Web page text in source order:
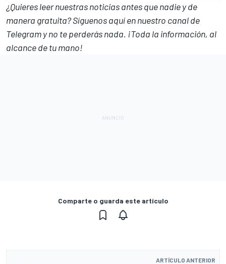
¿Quieres leer nuestras noticias antes que nadie y de
manera gratuita? Síguenosaquí en nuestro canal de
Telegramy no te perderás nada. ¡Toda la información, al
alcance de tu mano!
Comparte o guarda este artículo
ARTÍCULO ANTERIOR